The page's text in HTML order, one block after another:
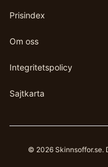
Prisindex
Om oss
Integritetspolicy
Sajtkarta
© 2026 Skinnsoffor.se.